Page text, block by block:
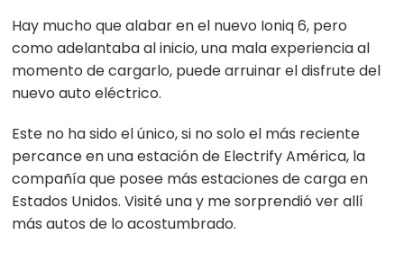
Hay mucho que alabar en el nuevo Ioniq 6, pero
como adelantaba al inicio, una mala experiencia al
momento de cargarlo, puede arruinar el disfrute del
nuevo auto eléctrico.
Este no ha sido el único, si no solo el más reciente
percance en una estación de Electrify América, la
compañía que posee más estaciones de carga en
Estados Unidos. Visité una y me sorprendió ver allí
más autos de lo acostumbrado.